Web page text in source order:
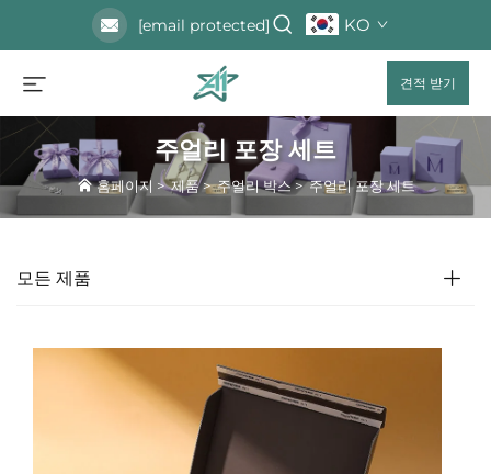
[email protected] KO
견적 받기
주얼리 포장 세트
홈페이지 >제품>주얼리 박스>주얼리 포장 세트
모든 제품